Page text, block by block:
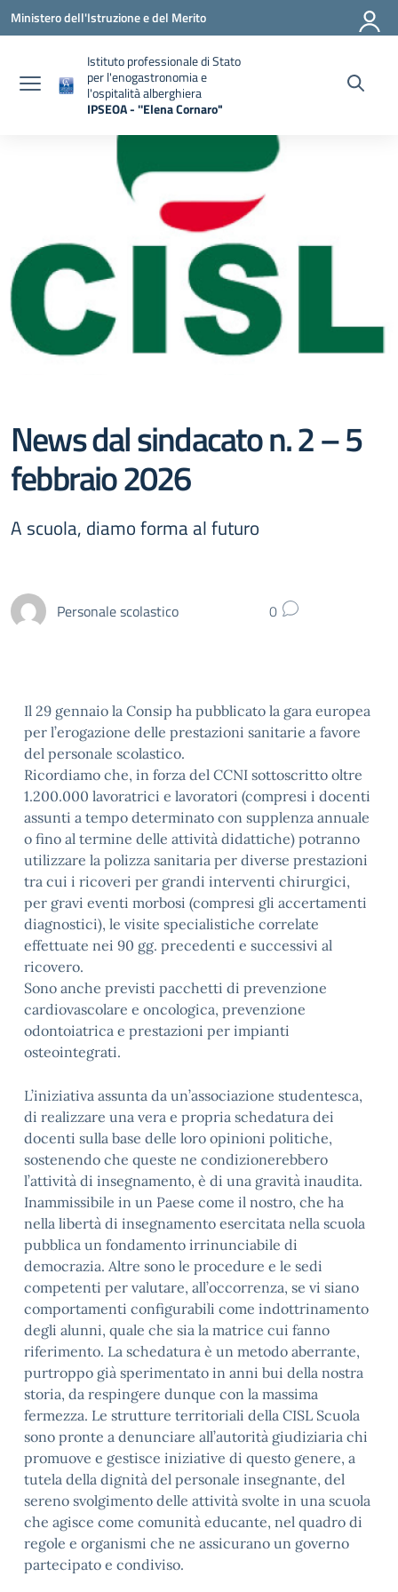
Vai ai contenuti
Vai al menu di navigazione
Vai al footer
Ministero dell'Istruzione e del Merito
Istituto professionale di Stato
per l'enogastronomia e
l'ospitalità alberghiera
IPSEOA - ''Elena Cornaro"
News dal sindacato n. 2 – 5
febbraio 2026
A scuola, diamo forma al futuro
Personale scolastico 0
Il 29 gennaio la Consip ha pubblicato la gara europea
per l’erogazione delle prestazioni sanitarie a favore
del personale scolastico.
Ricordiamo che, in forza del CCNI sottoscritto oltre
1.200.000 lavoratrici e lavoratori (compresi i docenti
assunti a tempo determinato con supplenza annuale
o fino al termine delle attività didattiche) potranno
utilizzare la polizza sanitaria per diverse prestazioni
tra cui i ricoveri per grandi interventi chirurgici,
per gravi eventi morbosi (compresi gli accertamenti
diagnostici), le visite specialistiche correlate
effettuate nei 90 gg. precedenti e successivi al
ricovero.
Sono anche previsti pacchetti di prevenzione
cardiovascolare e oncologica, prevenzione
odontoiatrica e prestazioni per impianti
osteointegrati.
L’iniziativa assunta da un’associazione studentesca,
di realizzare una vera e propria schedatura dei
docenti sulla base delle loro opinioni politiche,
sostenendo che queste ne condizionerebbero
l’attività di insegnamento, è di una gravità inaudita.
Inammissibile in un Paese come il nostro, che ha
nella libertà di insegnamento esercitata nella scuola
pubblica un fondamento irrinunciabile di
democrazia. Altre sono le procedure e le sedi
competenti per valutare, all’occorrenza, se vi siano
comportamenti configurabili come indottrinamento
degli alunni, quale che sia la matrice cui fanno
riferimento. La schedatura è un metodo aberrante,
purtroppo già sperimentato in anni bui della nostra
storia, da respingere dunque con la massima
fermezza. Le strutture territoriali della CISL Scuola
sono pronte a denunciare all’autorità giudiziaria chi
promuove e gestisce iniziative di questo genere, a
tutela della dignità del personale insegnante, del
sereno svolgimento delle attività svolte in una scuola
che agisce come comunità educante, nel quadro di
regole e organismi che ne assicurano un governo
partecipato e condiviso.